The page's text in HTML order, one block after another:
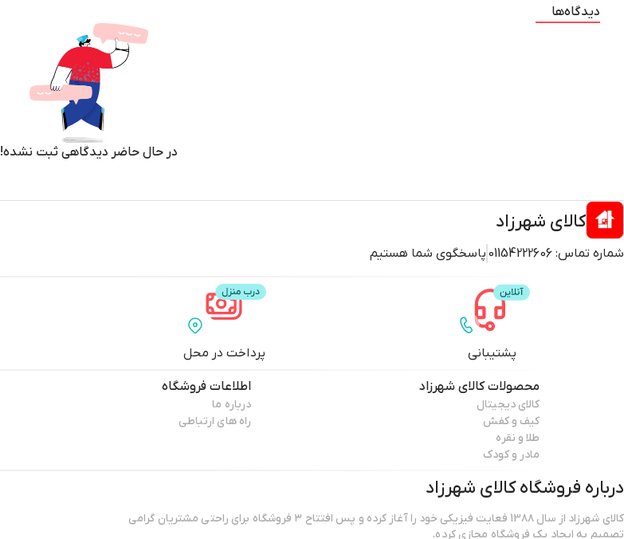
دیدگاه‌ها
در حال حاضر دیدگاهی ثبت نشده!
کالای شهرزاد
شماره تماس: 01154222606 پاسخگوی شما هستیم
پشتیبانی پرداخت در محل
محصولاتکالای شهرزاد
کالای دیجیتال
کیف و کفش
طلا و نقره
مادر و کودک
اطلاعات فروشگاه
درباره ما
راه های ارتباطی
درباره فروشگاهکالای شهرزاد
کالای شهرزاد از سال 13۸۸ فعایت فیزیکی خود را آغاز کرده و پس افتتاح ۳ فروشگاه برای راحتی مشتریان گرامی
تصمیم به ایجاد یک فروشگاه مجازی کرده.